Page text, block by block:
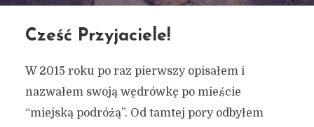
Cześć Przyjaciele!
W 2015 roku po raz pierwszy opisałem i
nazwałem swoją wędrówkę po mieście
“miejską podróżą”. Od tamtej pory odbyłem